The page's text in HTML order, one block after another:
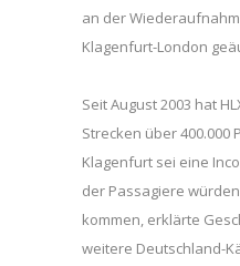
an der
Klagenfurt-London
Seit August 2003 hat
Strecken über
Klagenfurt sei eine
der Passagiere
kommen, erklärte
weitere Deutschland-